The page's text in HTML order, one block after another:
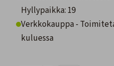
Hyllypaikka: 19
Verkkokauppa -
kuluessa